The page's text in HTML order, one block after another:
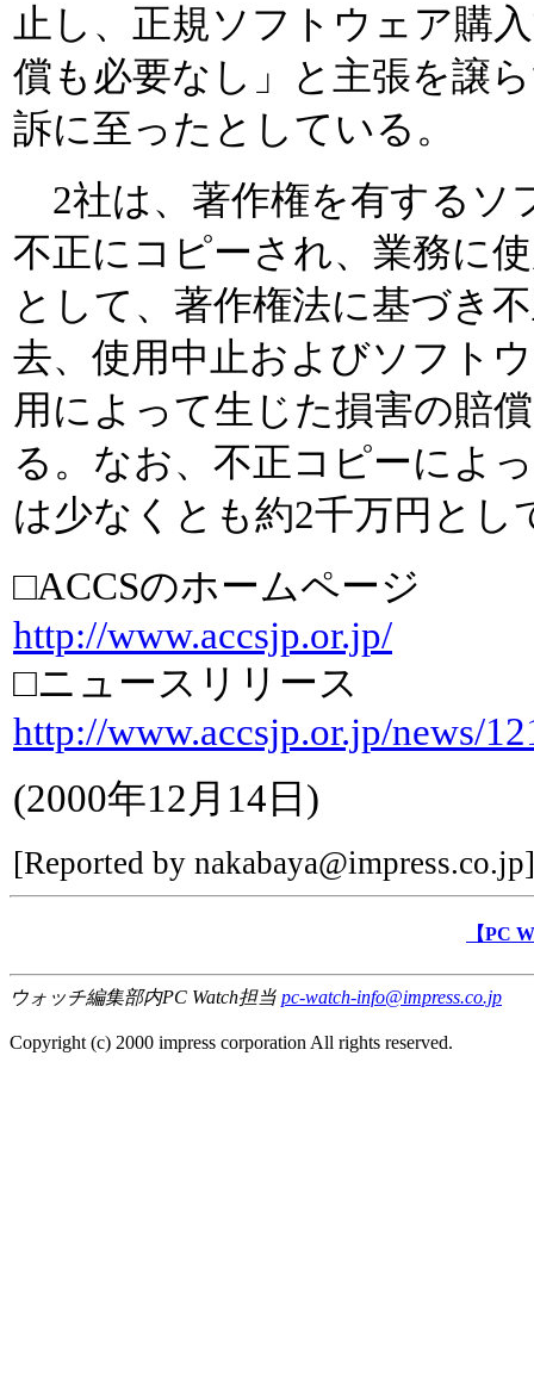
止し、正規ソフトウェア購
償も必要なし」と主張を譲
訴に至ったとしている。
2社は、著作権を有するソ
不正にコピーされ、業務に
として、著作権法に基づき
去、使用中止およびソフト
用によって生じた損害の賠
る。なお、不正コピーによ
は少なくとも約2千万円とし
□ACCSのホームページ
http://www.accsjp.or.jp/
□ニュースリリース
http://www.accsjp.or.jp/news/
(2000年12月14日)
[Reported by nakabaya@impress.co.jp]
【PC
ウォッチ編集部内PC Watch担当 pc-watch-info@impress.co.jp
Copyright (c) 2000 impress corporation All rights reserved.